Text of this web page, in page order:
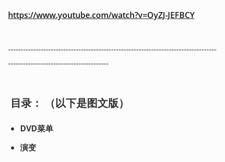
https://www.youtube.com/watch?v=OyZJ-JEFBCY
-----------------------------------------------------------------------------------
----------------------------------------
目录： （以下是图文版）
DVD菜单
演变